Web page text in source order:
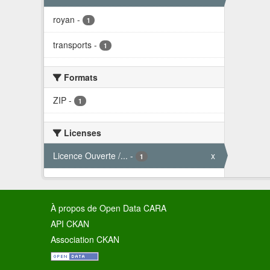
royan - 1
transports - 1
Formats
ZIP - 1
Licenses
Licence Ouverte /... - 1 x
À propos de Open Data CARA
API CKAN
Association CKAN